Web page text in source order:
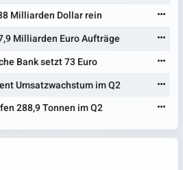
Milliarden Dollar rein
Milliarden Euro Aufträge
Bank setzt 73 Euro
Umsatzwachstum im Q2
288,9 Tonnen im Q2